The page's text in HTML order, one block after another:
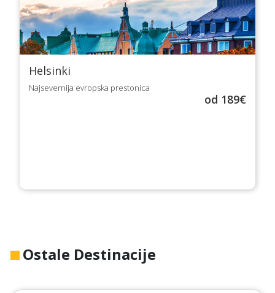
Helsinki
Najsevernija evropska prestonica
od 189€
Ostale Destinacije